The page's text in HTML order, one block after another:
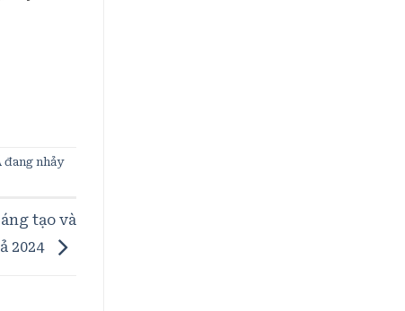
đang nhảy
tạo và
2024